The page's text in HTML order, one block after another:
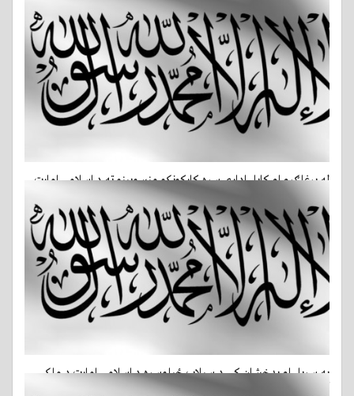
له یرغلګرو او کابل ادارې سره کارکونکو منسوبینو ته د اسلامي امارت
21-05-2016
په سرپل او بدخشان کې د سیلاب ځپلوسره د اسلامي امارت د ملکي